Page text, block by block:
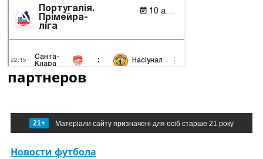
партнеров
21+ Матеріали сайту призначені для осіб старше 21 року
Новости футбола